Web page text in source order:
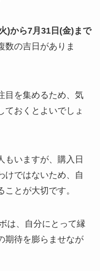
)から7月31日(金)まで
数の吉日がありま
目を集めるため、気
ておくとよいでしょ
もいますが、購入日
けではないため、自
とが大切です。
は、自分にとって縁
期待を膨らませなが